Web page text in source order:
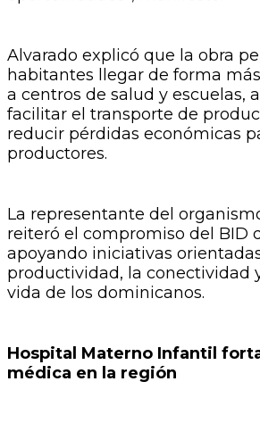
Alvarado explicó que la obra
habitantes llegar de forma
a centros de salud y escuelas,
facilitar el transporte de
reducir pérdidas económicas
productores.
La representante del
reiteró el compromiso del BID
apoyando iniciativas
productividad, la conectividad
vida de los dominicanos.
Hospital Materno Infantil
médica en la región